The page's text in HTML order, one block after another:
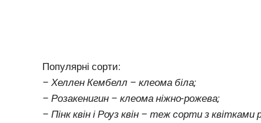
Популярні сорти:
– Хеллен Кембелл – клеома біла;
– Розакенигин – клеома ніжно-рожева;
– Пінк квін і Роуз квін – теж сорти з квітками